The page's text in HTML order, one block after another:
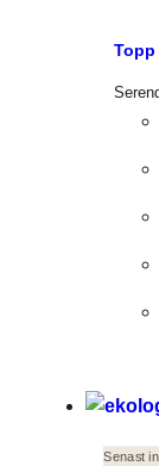
Senast in